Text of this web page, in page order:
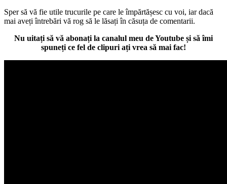
Sper să vă fie utile trucurile pe care le împărtășesc cu voi, iar dacă
mai aveți întrebări vă rog să le lăsați în căsuța de comentarii.
Nu uitați să vă abonați la canalul meu de Youtube și să îmi
spuneți ce fel de clipuri ați vrea să mai fac!